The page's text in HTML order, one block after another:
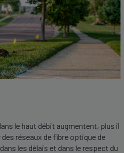
le haut débit augmentent, plus il
réseaux de fibre optique de
les délais et dans le respect du